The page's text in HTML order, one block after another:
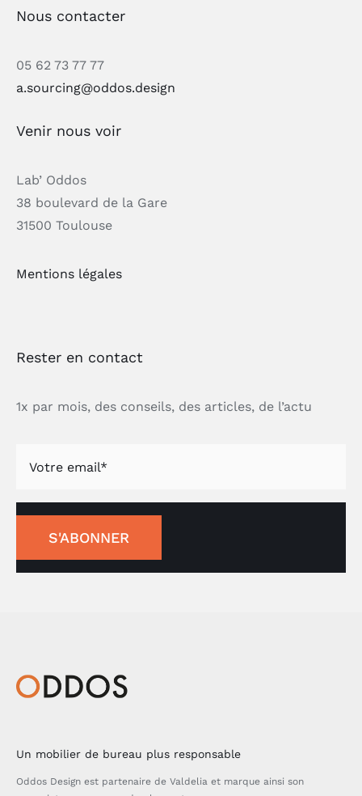
Nous contacter
05 62 73 77 77
a.sourcing@oddos.design
Venir nous voir
Lab’ Oddos
38 boulevard de la Gare
31500 Toulouse
Mentions légales
Rester en contact
1x par mois, des conseils, des articles, de l’actu
S'ABONNER
Un mobilier de bureau plus responsable
Oddos Design est partenaire de Valdelia et marque ainsi son